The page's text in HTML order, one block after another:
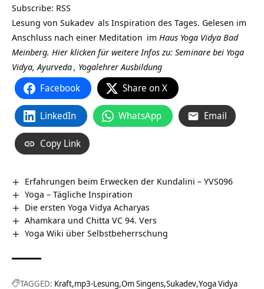
Subscribe: RSS
Lesung von Sukadev als Inspiration des Tages. Gelesen im
Anschluss nach einer Meditation im Haus Yoga Vidya Bad
Meinberg. Hier klicken für weitere Infos zu: Seminare bei Yoga
Vidya,Ayurveda, Yogalehrer Ausbildung
Facebook Share on X
LinkedIn WhatsApp Email
Copy Link
Erfahrungen beim Erwecken der Kundalini – YVS096
Yoga – Tägliche Inspiration
Die ersten Yoga Vidya Acharyas
Ahamkara und Chitta VC 94. Vers
Yoga Wiki über Selbstbeherrschung
TAGGED: Kraft mp3-Lesung Om Singens Sukadev Yoga Vidya